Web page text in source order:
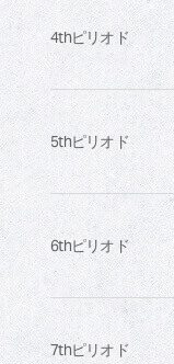
4thピリオド
5thピリオド
6thピリオド
7thピリオド